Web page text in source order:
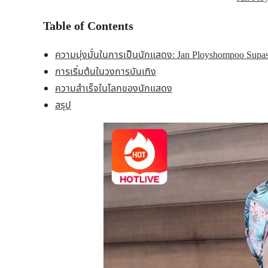
Table of Contents
ความมุ่งมั่นในการเป็นนักแสดง: Jan Ployshompoo
การเริ่มต้นในวงการบันเทิง
ความสำเร็จในโลกของนักแสดง
สรุป